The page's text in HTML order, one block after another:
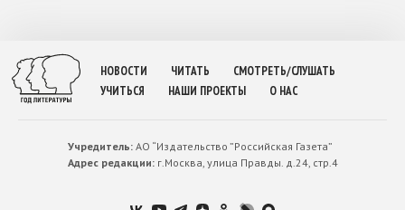
НОВОСТИ ЧИТАТЬ
СМОТРЕТЬ/СЛУШАТЬ
УЧИТЬСЯ
НАШИ ПРОЕКТЫ О НАС
Учредитель:АО “Издательство ”Российская Газета”
Адрес редакции:г.Москва, улица Правды. д.24, стр.4